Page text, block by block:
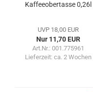
Kaffeeobertasse 0,26l
UVP 18,00 EUR
Nur 11,70 EUR
Art.Nr.: 001.775961
Lieferzeit: ca. 2 Wochen